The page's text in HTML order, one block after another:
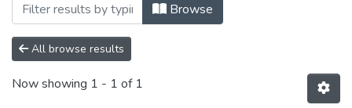
Browse
All browse results
Now showing 1 - 1 of 1